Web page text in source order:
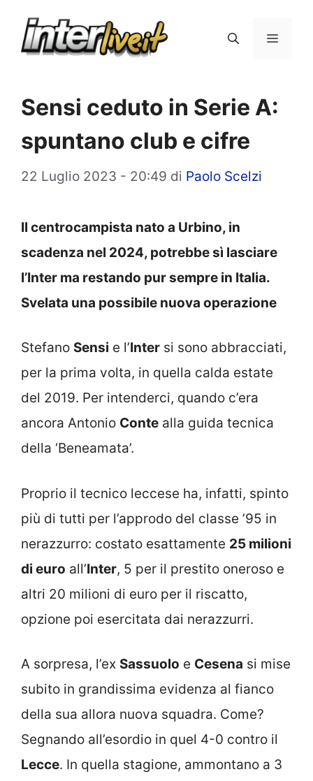
Menu
Sensi ceduto in Serie A:
spuntano club e cifre
22 Luglio 2023 - 20:49 di Paolo Scelzi
Il centrocampista nato a Urbino, in
scadenza nel 2024, potrebbe sì lasciare
l’Inter ma restando pur sempre in Italia.
Svelata una possibile nuova operazione
Stefano Sensi e l’Inter si sono abbracciati,
per la prima volta, in quella calda estate
del 2019. Per intenderci, quando c’era
ancora Antonio Conte alla guida tecnica
della ‘Beneamata’.
Proprio il tecnico leccese ha, infatti, spinto
più di tutti per l’approdo del classe ’95 in
nerazzurro: costato esattamente 25 milioni
di euro all’Inter, 5 per il prestito oneroso e
altri 20 milioni di euro per il riscatto,
opzione poi esercitata dai nerazzurri.
A sorpresa, l’ex Sassuolo e Cesena si mise
subito in grandissima evidenza al fianco
della sua allora nuova squadra. Come?
Segnando all’esordio in quel 4-0 contro il
Lecce. In quella stagione, ammontano a 3